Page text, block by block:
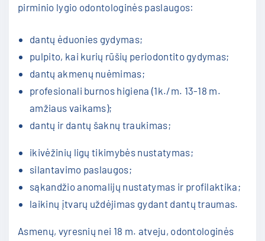
pirminio lygio odontologinės paslaugos:
dantų ėduonies gydymas;
pulpito, kai kurių rūšių periodontito gydymas;
dantų akmenų nuėmimas;
profesionali burnos higiena (1k./m. 13-18 m.
amžiaus vaikams);
dantų ir dantų šaknų traukimas;
ikivėžinių ligų tikimybės nustatymas;
silantavimo paslaugos;
sąkandžio anomalijų nustatymas ir profilaktika;
laikinų įtvarų uždėjimas gydant dantų traumas.
Asmenų, vyresnių nei 18 m. atveju, odontologinės